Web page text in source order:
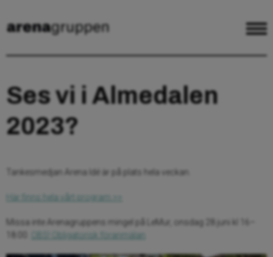
Ses vi i Almedalen
2023?
Tankesmedjan Arena Idé är på plats hela veckan.
Här finns hela vårt program >>
Missa inte Arenagruppens mingel på LeMur, onsdag 28 juni kl 16–
OBS! Obligatorisk föranmälan